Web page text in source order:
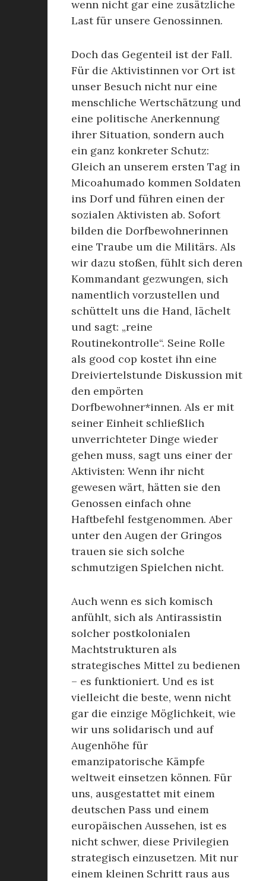
wenn nicht gar eine zusätzliche
Last für unsere Genossinnen.
Doch das Gegenteil ist der Fall.
Für die Aktivistinnen vor Ort ist
unser Besuch nicht nur eine
menschliche Wertschätzung und
eine politische Anerkennung
ihrer Situation, sondern auch
ein ganz konkreter Schutz:
Gleich an unserem ersten Tag in
Micoahumado kommen Soldaten
ins Dorf und führen einen der
sozialen Aktivisten ab. Sofort
bilden die Dorfbewohnerinnen
eine Traube um die Militärs. Als
wir dazu stoßen, fühlt sich deren
Kommandant gezwungen, sich
namentlich vorzustellen und
schüttelt uns die Hand, lächelt
und sagt: „reine
Routinekontrolle“. Seine Rolle
als good cop kostet ihn eine
Dreiviertelstunde Diskussion mit
den empörten
Dorfbewohner*innen. Als er mit
seiner Einheit schließlich
unverrichteter Dinge wieder
gehen muss, sagt uns einer der
Aktivisten: Wenn ihr nicht
gewesen wärt, hätten sie den
Genossen einfach ohne
Haftbefehl festgenommen. Aber
unter den Augen der Gringos
trauen sie sich solche
schmutzigen Spielchen nicht.
Auch wenn es sich komisch
anfühlt, sich als Antirassistin
solcher postkolonialen
Machtstrukturen als
strategisches Mittel zu bedienen
– es funktioniert. Und es ist
vielleicht die beste, wenn nicht
gar die einzige Möglichkeit, wie
wir uns solidarisch und auf
Augenhöhe für
emanzipatorische Kämpfe
weltweit einsetzen können. Für
uns, ausgestattet mit einem
deutschen Pass und einem
europäischen Aussehen, ist es
nicht schwer, diese Privilegien
strategisch einzusetzen. Mit nur
einem kleinen Schritt raus aus